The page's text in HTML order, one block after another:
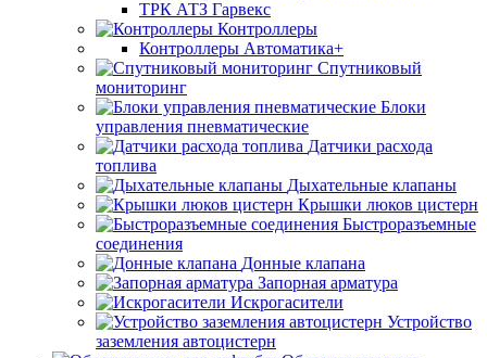
ТРК АТЗ Гарвекс
Контроллеры
Контроллеры Автоматика+
Спутниковый
мониторинг
Блоки
управления пневматические
Датчики расхода
топлива
Дыхательные клапаны
Крышки люков цистерн
Быстроразъемные
соединения
Донные клапана
Запорная арматура
Искрогасители
Устройство
заземления автоцистерн